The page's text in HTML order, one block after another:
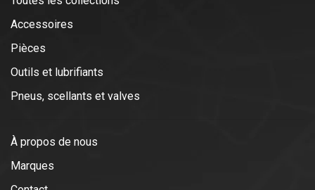
Accessoires
Pièces
Outils et lubrifiants
Pneus, scellants et valves
À propos de nous
Marques